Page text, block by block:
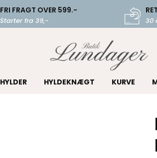
FRI FRAGT OVER 599.-
Starter fra 39,- 30
HYLDER HYLDEKNÆGT KURVE